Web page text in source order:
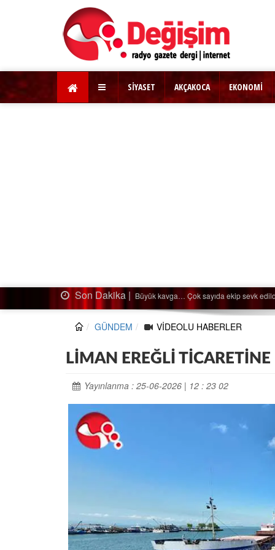
SİYASET AKÇAKOCA EKONOMİ
Son Dakika | Ağaçtan düştü…
GÜNDEM VİDEOLU HABERLER
LİMAN EREĞLİ TİCARETİNE
Yayınlanma : 25-06-2026 | 12 : 23 02